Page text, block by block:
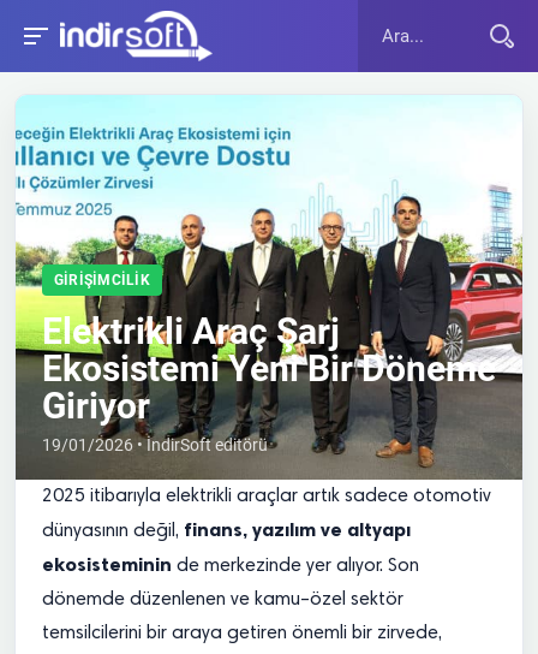
GIRIŞIMCILIK
Elektrikli Araç Şarj
Ekosistemi Yeni Bir Döneme
Giriyor
19/01/2026 • İndirSoft editörü
2025 itibarıyla elektrikli araçlar artık sadece otomotiv
dünyasının değil, finans, yazılım ve altyapı
ekosisteminin de merkezinde yer alıyor. Son
dönemde düzenlenen ve kamu–özel sektör
temsilcilerini bir araya getiren önemli bir zirvede,